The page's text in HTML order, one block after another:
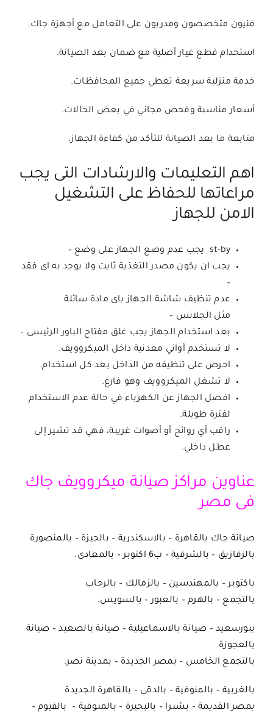
فنيون متخصصون ومدربون على التعامل مع أجهزة جاك.
استخدام قطع غيار أصلية مع ضمان بعد الصيانة.
خدمة منزلية سريعة تغطي جميع المحافظات.
أسعار مناسبة وفحص مجاني في بعض الحالات.
متابعة ما بعد الصيانة للتأكد من كفاءة الجهاز.
اهم التعليمات والارشادات التى يجب
مراعاتها للحفاظ على التشغيل
الامن للجهاز
st-by يجب عدم وضع الجهاز على وضع –
يجب ان يكون مصدر التغذية ثابت ولا يوجد به اى فقد
–
عدم تنظيف شاشة الجهاز باى مادة سائلة
مثل الجلانس –
بعد استخدام الجهاز يجب غلق مفتاح الباور الرئيسى –
لا تستخدم أواني معدنية داخل الميكروويف.
احرص على تنظيفه من الداخل بعد كل استخدام.
لا تشغل الميكروويف وهو فارغ.
افصل الجهاز عن الكهرباء في حالة عدم الاستخدام
لفترة طويلة.
راقب أي روائح أو أصوات غريبة، فهي قد تشير إلى
عطل داخلي.
عناوين مراكز صيانة ميكروويف جاك
فى مصر
صيانة جاك بالقاهرة – بالاسكندرية – بالجيزة – بالمنصورة
بالزقازيق – بالشرقية – ب6 اكتوبر – بالمعادى.
باكتوبر – بالمهندسين – بالزمالك – بالرحاب
بالتجمع – بالهرم – بالعبور – بالسويس.
ببورسعيد – صيانة بالاسماعيلية – صيانة بالصعيد – صيانة
بالعجوزة
بالتجمع الخامس – بمصر الجديدة – بمدينة نصر.
بالغربية – بالمنوفية – بالدقى – بالقاهرة الجديدة
بمصر القديمة – بشبرا – بالبحيرة – بالمنوفية – بالفيوم –